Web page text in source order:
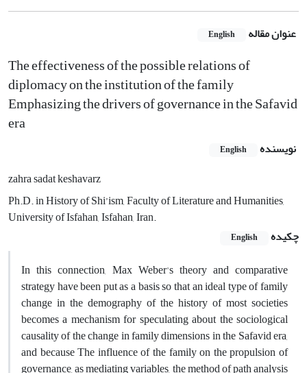
عنوان مقاله English
The effectiveness of the possible relations of
diplomacy on the institution of the family
Emphasizing the drivers of governance in the Safavid
era
نویسنده English
zahra sadat keshavarz
Ph.D. in History of Shi’ism, Faculty of Literature and Humanities,
University of Isfahan, Isfahan, Iran.
چکیده
English
In this connection, Max Weber's theory and comparative
strategy have been put as a basis so that an ideal type of family
change in the demography of the history of most societies
becomes a mechanism for speculating about the sociological
causality of the change in family dimensions in the Safavid era,
and because The influence of the family on the propulsion of
governance, as mediating variables, the method of path analysis